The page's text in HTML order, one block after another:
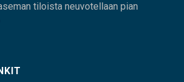
tiloista neuvotellaan pian